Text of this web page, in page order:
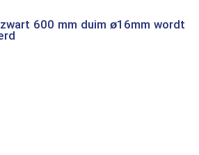
600 mm duim ø16mm wordt